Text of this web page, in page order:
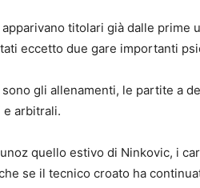
titolari già dalle prime
eccetto due gare importanti
gli allenamenti, le partite a
arbitrali.
quello estivo di Ninkovic, i
se il tecnico croato ha